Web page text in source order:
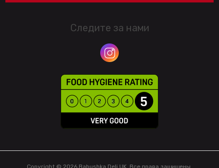
Следите за нами
Copyright © 2026 Babushka Deli UK. Все права защищены.